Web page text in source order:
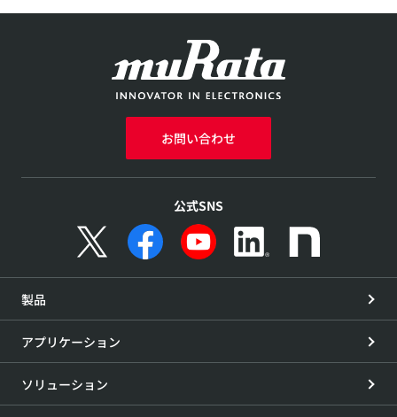
お問い合わせ
公式SNS
製品
アプリケーション
ソリューション